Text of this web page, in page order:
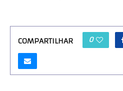
COMPARTILHAR 0